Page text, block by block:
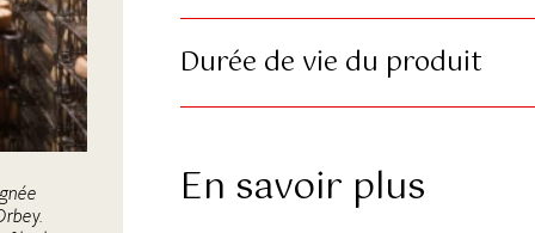
Durée de vie du produit
En savoir plus